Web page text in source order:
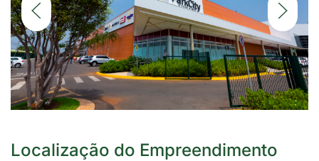
DETALHES
Localização do Empreendimento